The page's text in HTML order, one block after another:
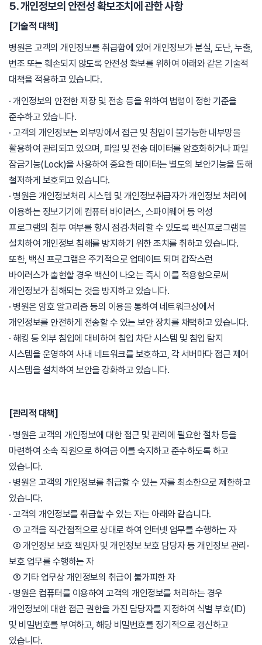
5. 개인정보의 안전성 확보조치에 관한 사항
[기술적 대책]
병원은 고객의 개인정보를 취급함에 있어 개인정보가 분실, 도난, 누출,
변조 또는 훼손되지 않도록 안전성 확보를 위하여 아래와 같은 기술적
대책을 적용하고 있습니다.
· 개인정보의 안전한 저장 및 전송 등을 위하여 법령이 정한 기준을
준수하고 있습니다.
· 고객의 개인정보는 외부망에서 접근 및 침입이 불가능한 내부망을
활용하여 관리되고 있으며, 파일 및 전송 데이터를 암호화하거나 파일
잠금기능(Lock)을 사용하여 중요한 데이터는 별도의 보안기능을 통해
철저하게 보호되고 있습니다.
· 병원은 개인정보처리 시스템 및 개인정보취급자가 개인정보 처리에
이용하는 정보기기에 컴퓨터 바이러스, 스파이웨어 등 악성
프로그램의 침투 여부를 항시 점검·처리할 수 있도록 백신프로그램을
설치하여 개인정보 침해를 방지하기 위한 조치를 취하고 있습니다.
또한, 백신 프로그램은 주기적으로 업데이트 되며 갑작스런
바이러스가 출현할 경우 백신이 나오는 즉시 이를 적용함으로써
개인정보가 침해되는 것을 방지하고 있습니다.
· 병원은 암호 알고리즘 등의 이용을 통하여 네트워크상에서
개인정보를 안전하게 전송할 수 있는 보안 장치를 채택하고 있습니다.
· 해킹 등 외부 침입에 대비하여 침입 차단 시스템 및 침입 탐지
시스템을 운영하여 사내 네트워크를 보호하고, 각 서버마다 접근 제어
시스템을 설치하여 보안을 강화하고 있습니다.
[관리적 대책]
· 병원은 고객의 개인정보에 대한 접근 및 관리에 필요한 절차 등을
마련하여 소속 직원으로 하여금 이를 숙지하고 준수하도록 하고
있습니다.
· 병원은 고객의 개인정보를 취급할 수 있는 자를 최소한으로 제한하고
있습니다.
· 고객의 개인정보를 취급할 수 있는 자는 아래와 같습니다.
① 고객을 직·간접적으로 상대로 하여 인터넷 업무를 수행하는 자
② 개인정보 보호 책임자 및 개인정보 보호 담당자 등 개인정보 관리·
보호 업무를 수행하는 자
③ 기타 업무상 개인정보의 취급이 불가피한 자
· 병원은 컴퓨터를 이용하여 고객의 개인정보를 처리하는 경우
개인정보에 대한 접근 권한을 가진 담당자를 지정하여 식별 부호(ID)
및 비밀번호를 부여하고, 해당 비밀번호를 정기적으로 갱신하고
있습니다.